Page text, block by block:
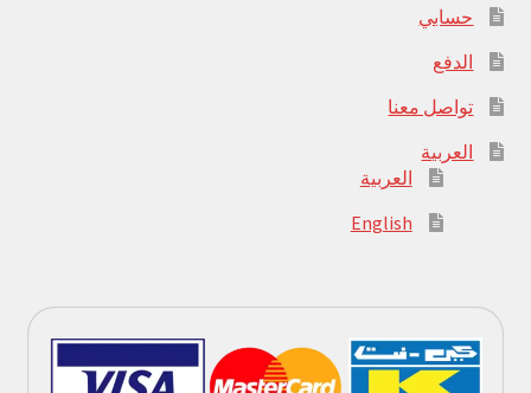
حسابي
الدفع
تواصل معنا
العربية
العربية
English